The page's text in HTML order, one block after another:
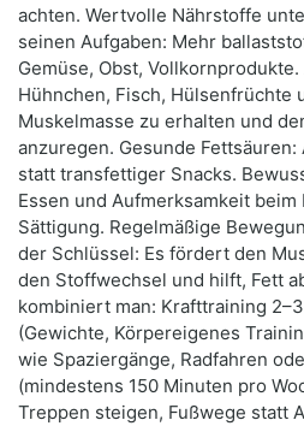
achten. Wertvolle Nährstoffe
seinen Aufgaben: Mehr
Gemüse, Obst,
Hühnchen, Fisch, Hülsenfrüchte
Muskelmasse zu erhalten und
anzuregen. Gesunde Fettsäuren:
statt transfettiger Snacks.
Essen und Aufmerksamkeit
Sättigung. Regelmäßige
der Schlüssel: Es fördert den
den Stoffwechsel und hilft, Fett
kombiniert man: Krafttraining
(Gewichte, Körpereigenes
wie Spaziergänge, Radfahren
(mindestens 150 Minuten pro
Treppen steigen, Fußwege statt